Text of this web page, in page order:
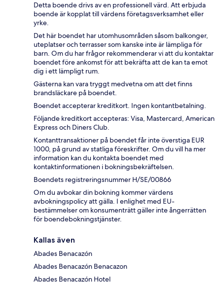
Detta boende drivs av en professionell värd. Att erbjuda
boende är kopplat till värdens företagsverksamhet eller
yrke.
Det här boendet har utomhusområden såsom balkonger,
uteplatser och terrasser som kanske inte är lämpliga för
barn. Om du har frågor rekommenderar vi att du kontaktar
boendet före ankomst för att bekräfta att de kan ta emot
dig i ett lämpligt rum.
Gästerna kan vara tryggt medvetna om att det finns
brandsläckare på boendet.
Boendet accepterar kreditkort. Ingen kontantbetalning.
Följande kreditkort accepteras: Visa, Mastercard, American
Express och Diners Club.
Kontanttransaktioner på boendet får inte överstiga EUR
1000, på grund av statliga föreskrifter. Om du vill ha mer
information kan du kontakta boendet med
kontaktinformationen i bokningsbekräftelsen.
Boendets registreringsnummer H/SE/00866
Om du avbokar din bokning kommer värdens
avbokningspolicy att gälla. I enlighet med EU-
bestämmelser om konsumenträtt gäller inte ångerrätten
för boendebokningstjänster.
Kallas även
Abades Benacazón
Abades Benacazón Benacazon
Abades Benacazón Hotel